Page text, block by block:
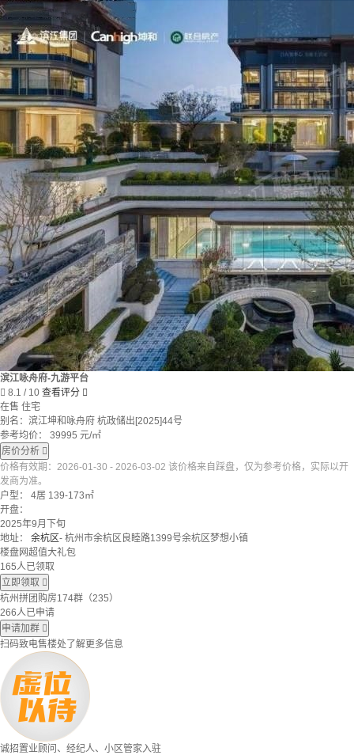
滨江咏舟府-九游平台
 8.1 / 10 查看评分 
在售 住宅
别名：滨江坤和咏舟府 杭政储出[2025]44号
参考均价： 39995 元/㎡
房价分析 
价格有效期：2026-01-30 - 2026-03-02 该价格来自踩盘，仅为参考价格，实际以开
发商为准。
户型：
4居 139-173㎡
开盘：
2025年9月下旬
地址：
余杭区- 杭州市余杭区良睦路1399号余杭区梦想小镇
楼盘网超值大礼包
165人已领取
立即领取 
杭州拼团购房174群（235）
266人已申请
申请加群 
扫码致电售楼处了解更多信息
诚招置业顾问、经纪人、小区管家入驻